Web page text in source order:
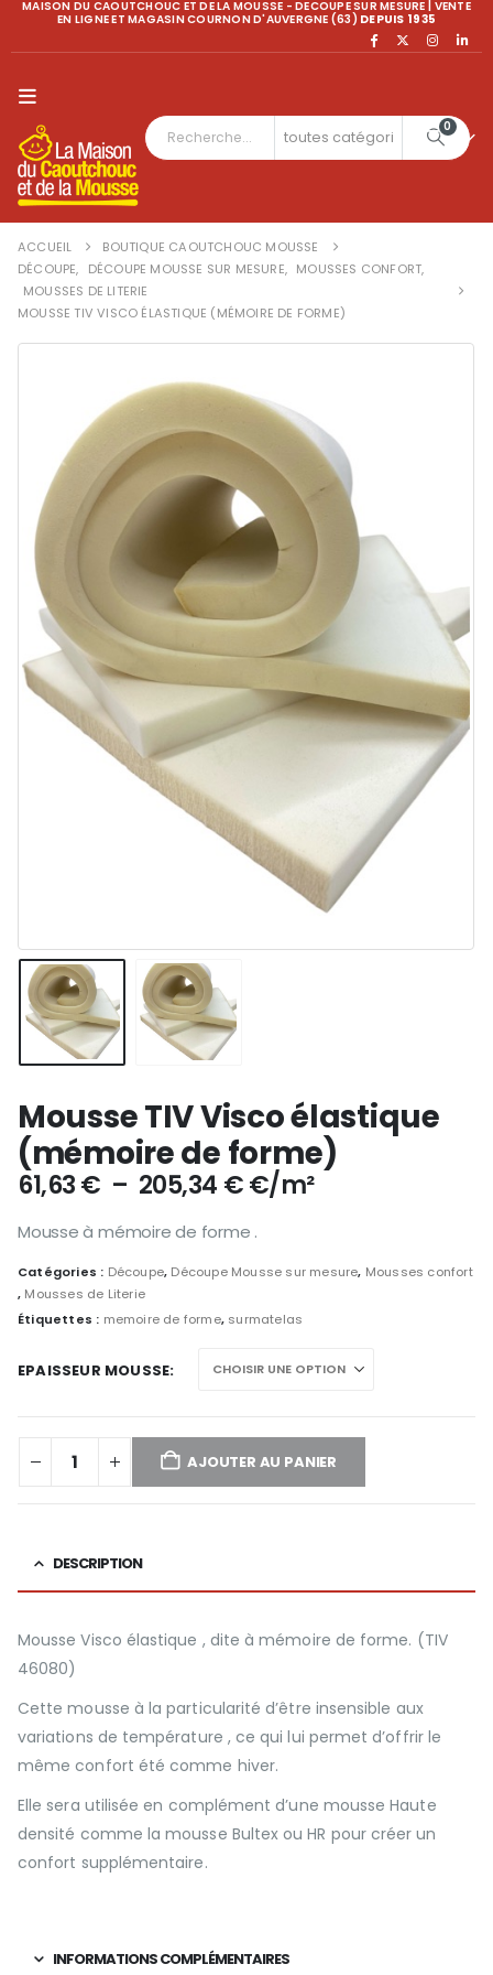
MAISON DU CAOUTCHOUC ET DE LA MOUSSE - DECOUPE SUR MESURE | VENTE
EN LIGNE ET MAGASIN COURNON D'AUVERGNE (63) DEPUIS 1935
0
ACCUEIL
BOUTIQUE CAOUTCHOUC MOUSSE
DÉCOUPE, DÉCOUPE MOUSSE SUR MESURE, MOUSSES CONFORT,
MOUSSES DE LITERIE
MOUSSE TIV VISCO ÉLASTIQUE (MÉMOIRE DE FORME)
Mousse TIV Visco élastique
(mémoire de forme)
61,63€ – 205,34 €Plage
de
prix :
à
€/m²
Mousse à mémoire de forme .
Catégories : Découpe, Découpe Mousse sur mesure, Mousses confort
, Mousses de Literie
Étiquettes : memoire de forme, surmatelas
EPAISSEUR MOUSSE
AJOUTER AU PANIER
DESCRIPTION
Mousse Visco élastique , dite à mémoire de forme. (TIV
46080)
Cette mousse à la particularité d’être insensible aux
variations de température , ce qui lui permet d’offrir le
même confort été comme hiver.
Elle sera utilisée en complément d’une mousse Haute
densité comme la mousse Bultex ou HR pour créer un
confort supplémentaire.
INFORMATIONS COMPLÉMENTAIRES